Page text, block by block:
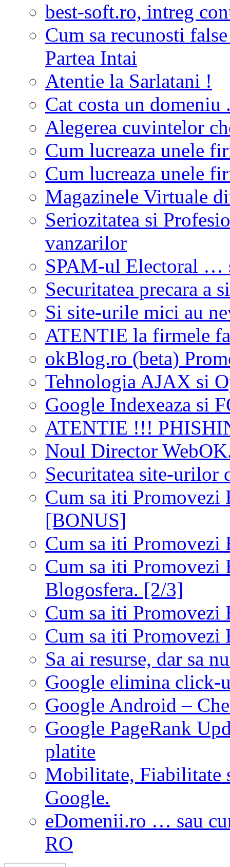
best-soft.ro, intreg
Cum sa recunosti
Partea Intai
Atentie la Sarlatani !
Cat costa un domeniu
Alegerea cuvintelor
Cum lucreaza unele
Cum lucreaza unele
Magazinele Virtuale
Seriozitatea si
vanzarilor
SPAM-ul Electoral …
Securitatea precara a
Si site-urile mici au
ATENTIE la firmele
okBlog.ro (beta)
Tehnologia AJAX si
Google Indexeaza si
ATENTIE !!!
Noul Director
Securitatea site-urilor
Cum sa iti Promovezi
[BONUS]
Cum sa iti
Cum sa iti Promovezi
Blogosfera. [2/3]
Cum sa iti
Cum sa iti Promovezi
Sa ai resurse, dar sa
Google elimina click-
Google Android –
Google PageRank
platite
Mobilitate, Fiabilitate
Google.
eDomenii.ro … sau
RO